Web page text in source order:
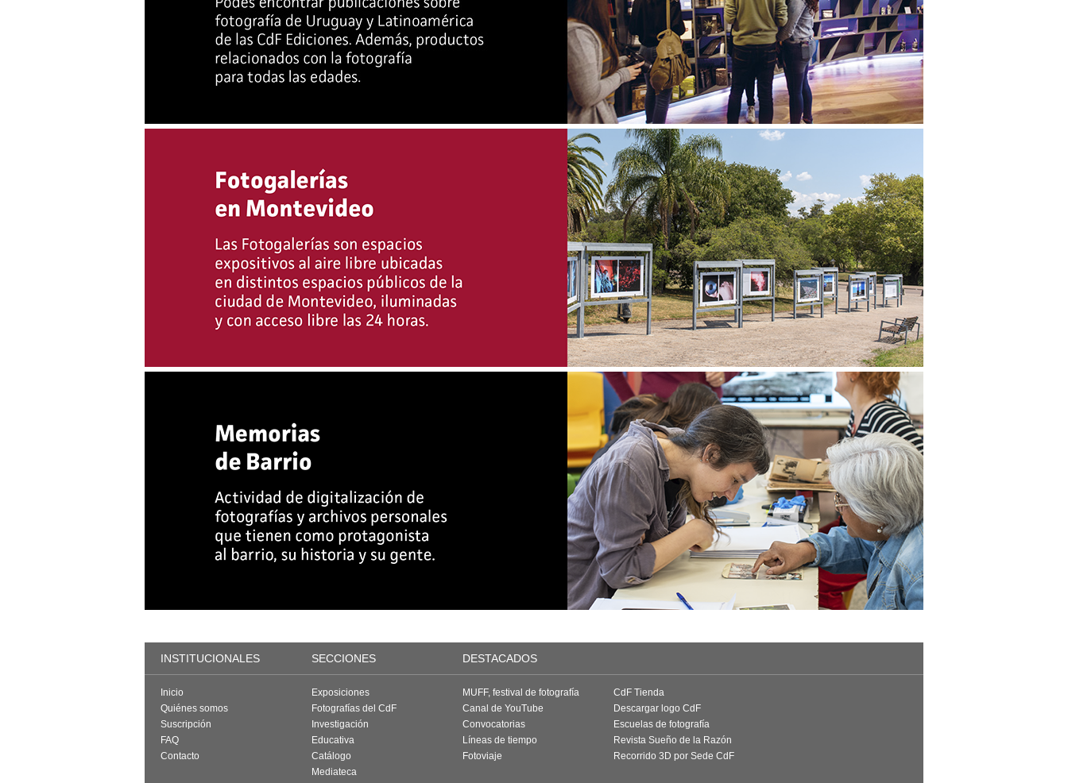
INSTITUCIONALES SECCIONES DESTACADOS
Inicio
Quiénes somos
Suscripción
FAQ
Contacto
Exposiciones
Fotografías del CdF
Investigación
Educativa
Catálogo
Mediateca
MUFF, festival de fotografía
Canal de YouTube
Convocatorias
Líneas de tiempo
Fotoviaje
CdF Tienda
Descargar logo CdF
Escuelas de fotografía
Revista Sueño de la Razón
Recorrido 3D por Sede CdF